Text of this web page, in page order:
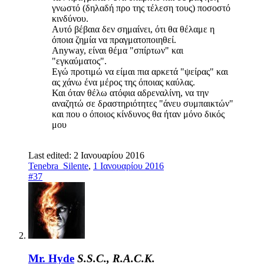
γνωστό (δηλαδή προ της τέλεση τους) ποσοστό
κινδύνου.
Αυτό βέβαια δεν σημαίνει, ότι θα θέλαμε η
όποια ζημία να πραγματοποιηθεί.
Anyway, είναι θέμα "σπίρτων" και
"εγκαύματος".
Εγώ προτιμώ να είμαι πια αρκετά "ψείρας" και
ας χάνω ένα μέρος της όποιας καύλας.
Και όταν θέλω ατόφια αδρεναλίνη, να την
αναζητώ σε δραστηριότητες "άνευ συμπαικτών"
και που ο όποιος κίνδυνος θα ήταν μόνο δικός
μου
Last edited: 2 Ιανουαρίου 2016
Tenebra_Silente, 1 Ιανουαρίου 2016
#37
Mr. Hyde S.S.C., R.A.C.K.